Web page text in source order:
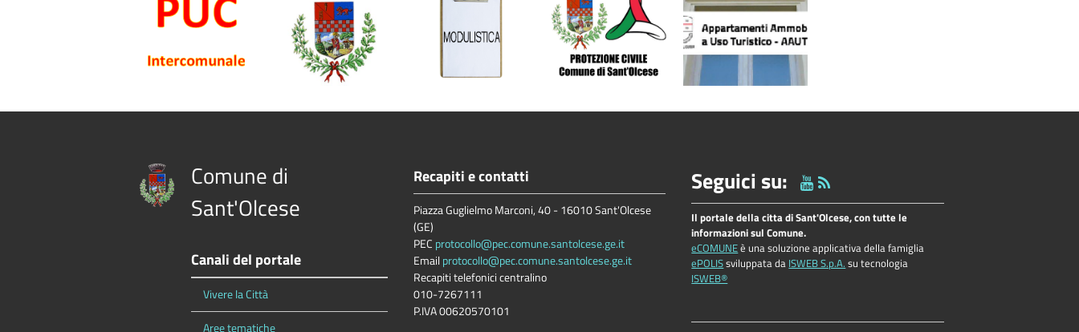
Comune di
Sant'Olcese
Canali del portale
Vivere la Città
Aree tematiche
Recapiti e contatti
Piazza Guglielmo Marconi, 40 - 16010 Sant'Olcese
(GE)
PEC protocollo@pec.comune.santolcese.ge.it
Emailprotocollo@pec.comune.santolcese.ge.it
Recapiti telefonici centralino
010-7267111
P.IVA 00620570101
Seguici su:
Il portale della citta di Sant'Olcese, con tutte le
informazioni sul Comune.
eCOMUNEè una soluzione applicativa della famiglia
ePOLISsviluppata da ISWEB S.p.A. su tecnologia
ISWEB®